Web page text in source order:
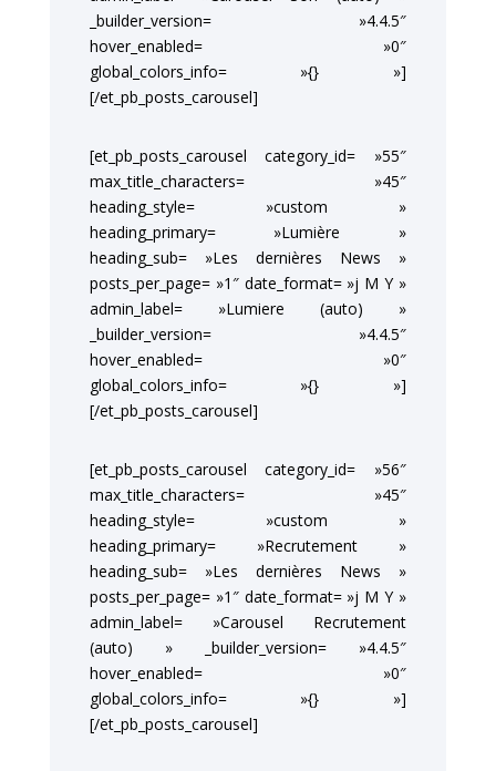
_builder_version= »4.4.5″
hover_enabled= »0″
global_colors_info= »{} »]
[/et_pb_posts_carousel]
[et_pb_posts_carousel category_id= »55″
max_title_characters= »45″
heading_style= »custom »
heading_primary= »Lumière »
heading_sub= »Les dernières News »
posts_per_page= »1″ date_format= »j M Y »
admin_label= »Lumiere (auto) »
_builder_version= »4.4.5″
hover_enabled= »0″
global_colors_info= »{} »]
[/et_pb_posts_carousel]
[et_pb_posts_carousel category_id= »56″
max_title_characters= »45″
heading_style= »custom »
heading_primary= »Recrutement »
heading_sub= »Les dernières News »
posts_per_page= »1″ date_format= »j M Y »
admin_label= »Carousel Recrutement
(auto) » _builder_version= »4.4.5″
hover_enabled= »0″
global_colors_info= »{} »]
[/et_pb_posts_carousel]